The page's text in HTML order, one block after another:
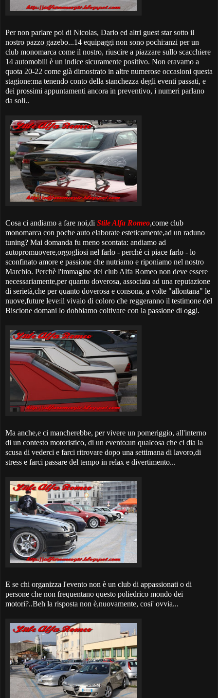
Per non parlare poi di Nicolas, Dario ed altri guest star sotto il
nostro pazzo gazebo...14 equipaggi non sono pochi:anzi per un
club monomarca come il nostro, riuscire a piazzare sullo scacchiere
14 automobili è un indice sicuramente positivo. Non eravamo a
quota 20-22 come già dimostrato in altre numerose occasioni questa
stagione:ma tenendo conto della stanchezza degli eventi passati, e
dei prossimi appuntamenti ancora in preventivo, i numeri parlano
da soli..
Cosa ci andiamo a fare noi,di Stile Alfa Romeo,come club
monomarca con poche auto elaborate esteticamente,ad un raduno
tuning? Mai domanda fu meno scontata: andiamo ad
autopromuovere,orgogliosi nel farlo - perchè ci piace farlo - lo
sconfinato amore e passione che nutriamo e riponiamo nel nostro
Marchio. Perchè l'immagine dei club Alfa Romeo non deve essere
necessariamente,per quanto doverosa, associata ad una reputazione
di serietà,che per quanto doverosa e consona, a volte "allontana" le
nuove,future leve:il vivaio di coloro che reggeranno il testimone del
Biscione domani lo dobbiamo coltivare con la passione di oggi.
Ma anche,e ci mancherebbe, per vivere un pomeriggio, all'interno
di un contesto motoristico, di un evento:un qualcosa che ci dia la
scusa di vederci e farci ritrovare dopo una settimana di lavoro,di
stress e farci passare del tempo in relax e divertimento...
E se chi organizza l'evento non è un club di appassionati o di
persone che non frequentano questo poliedrico mondo dei
motori?..Beh la risposta non è,nuovamente, cosi' ovvia...